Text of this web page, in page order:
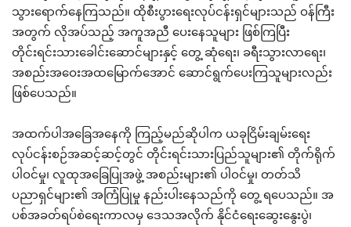
သွားရောက်နေကြသည်။ ထိုစီးပွားရေးလုပ်ငန်းရှင်များသည် ဝန်ကြီး
အတွက် လိုအပ်သည့် အကူအညီ ပေးနေသူများ ဖြစ်ကြပြီး
တိုင်းရင်းသားခေါင်းဆောင်များနှင့် တွေ့ ဆုံရေး၊ ခရီးသွားလာရေး၊
အစည်းအဝေးအထမြောက်အောင် ဆောင်ရွက်ပေးကြသူများလည်း
ဖြစ်ပေသည်။
အထက်ပါအခြေအနေကို ကြည့်မည်ဆိုပါက ယခုငြိမ်းချမ်းရေး
လုပ်ငန်းစဉ်အဆင့်ဆင့်တွင် တိုင်းရင်းသားပြည်သူများ၏ တိုက်ရိုက်
ပါဝင်မှု၊ လူထုအခြေပြုအဖွဲ့ အစည်းများ၏ ပါဝင်မှု၊ တတ်သိ
ပညာရှင်များ၏ အကြံပြုမှု နည်းပါးနေသည်ကို တွေ့ ရပေသည်။ အ
ပစ်အခတ်ရပ်စဲရေးကာလမှ ဒေသအလိုက် နိုင်ငံရေးဆွေးနွေးပွဲ၊